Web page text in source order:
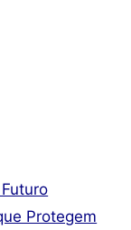
Protegem